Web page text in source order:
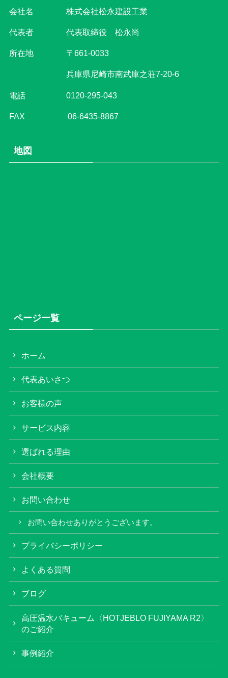
会社名 株式会社松永建設工業
代表者 代表取締役 松永尚
所在地 〒661-0033
兵庫県尼崎市南武庫之荘7-20-6
電話 0120-295-043
FAX 06-6435-8867
地図
ページ一覧
ホーム
代表あいさつ
お客様の声
サービス内容
選ばれる理由
会社概要
お問い合わせ
お問い合わせありがとうございます。
プライバシーポリシー
よくある質問
ブログ
高圧温水バキューム〈HOTJEBLO FUJIYAMA R2〉
のご紹介
事例紹介